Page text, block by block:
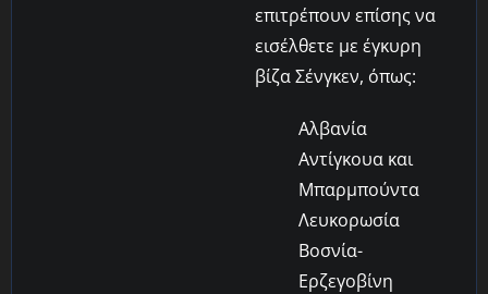
επιτρέπουν επίσης να
εισέλθετε με έγκυρη
βίζα Σένγκεν, όπως:
Αλβανία
Αντίγκουα και
Μπαρμπούντα
Λευκορωσία
Βοσνία-
Ερζεγοβίνη